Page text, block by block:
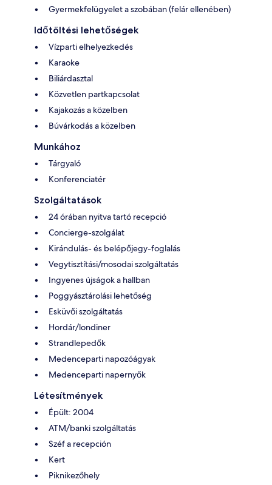
Gyermekfelügyelet a szobában (felár ellenében)
Időtöltési lehetőségek
Vízparti elhelyezkedés
Karaoke
Biliárdasztal
Közvetlen partkapcsolat
Kajakozás a közelben
Búvárkodás a közelben
Munkához
Tárgyaló
Konferenciatér
Szolgáltatások
24 órában nyitva tartó recepció
Concierge-szolgálat
Kirándulás- és belépőjegy-foglalás
Vegytisztítási/mosodai szolgáltatás
Ingyenes újságok a hallban
Poggyásztárolási lehetőség
Esküvői szolgáltatás
Hordár/londiner
Strandlepedők
Medenceparti napozóágyak
Medenceparti napernyők
Létesítmények
Épült: 2004
ATM/banki szolgáltatás
Széf a recepción
Kert
Piknikezőhely